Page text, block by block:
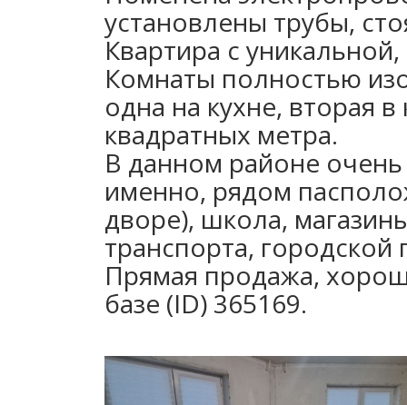
установлены трубы,
Квартира с
Комнаты полностью
одна на кухне, вторая
квадратных метра.
В данном районе очень
именно, рядом
дворе), школа,
транспорта, городской
Прямая продажа,
базе (ID) 365169.